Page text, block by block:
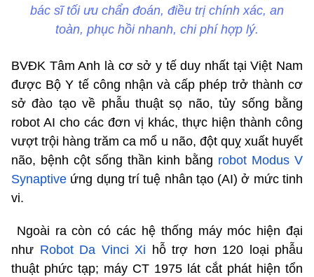
bác sĩ tối ưu chẩn đoán, điều trị chính xác, an
toàn, phục hồi nhanh, chi phí hợp lý.
BVĐK Tâm Anh là cơ sở y tế duy nhất tại Việt Nam
được Bộ Y tế công nhận và cấp phép trở thành cơ
sở đào tạo về phẫu thuật sọ não, tủy sống bằng
robot AI cho các đơn vị khác, thực hiện thành công
vượt trội hàng trăm ca mổ u não, đột quỵ xuất huyết
não, bệnh cột sống thần kinh bằng robot Modus V
Synaptive ứng dụng trí tuệ nhân tạo (AI) ở mức tinh
vi.
Ngoài ra còn có các hệ thống máy móc hiện đại
như Robot Da Vinci Xi hỗ trợ hơn 120 loại phẫu
thuật phức tạp; máy CT 1975 lát cắt phát hiện tổn